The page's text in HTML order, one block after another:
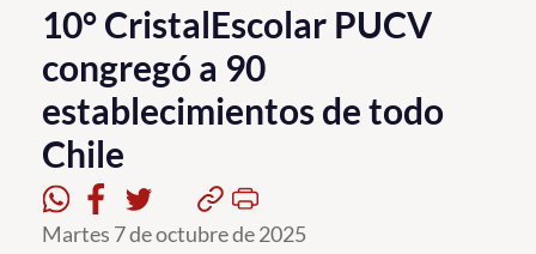
La Universidad
Investigación, Creación e Innovación
PUCV Internacional
Vinculación con el Medio
Admisión
10° CristalEscolar PUCV
congregó a 90
establecimientos de todo
Chile
Martes 7 de octubre de 2025